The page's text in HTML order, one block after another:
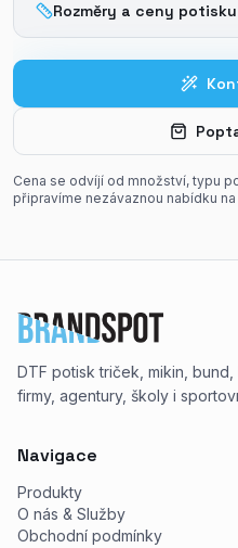
Rozměry a ceny potisku
Cena se odvíjí od množství, typu
připravíme nezávaznou nabídku na
DTF potisk triček, mikin,
firmy, agentury, školy i
Navigace
Produkty
O nás & Služby
Obchodní podmínky